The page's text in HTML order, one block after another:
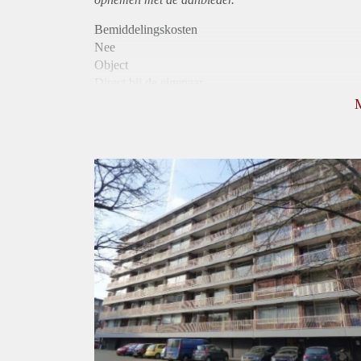
Bemiddelingskosten
Nee
Object
Huurtoeslag
Mogelijk
Inkomen eis
N.V.T.
Huurtermijn
Onbepaalde termijn
Oplevering
Kaal